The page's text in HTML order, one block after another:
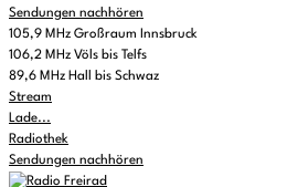
Sendungen nachhören
105,9 MHz Großraum Innsbruck
106,2 MHz Völs bis Telfs
89,6 MHz Hall bis Schwaz
Stream
Lade...
Radiothek
Sendungen nachhören